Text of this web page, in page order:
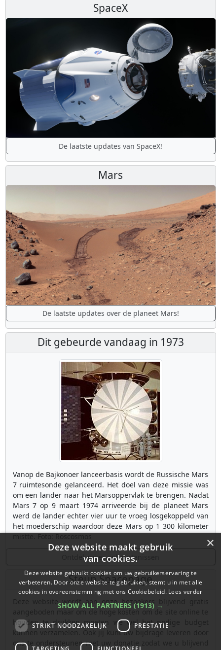
SpaceX
De laatste updates van SpaceX!
Mars
De laatste updates over de planeet Mars!
Dit gebeurde vandaag in 1973
Vanop de Bajkonoer lanceerbasis wordt de Russische Mars
7 ruimtesonde gelanceerd. Het doel van deze missie was
om een lander naar het Marsoppervlak te brengen. Nadat
Mars 7 op 9 maart 1974 arriveerde bij de planeet Mars
werd de lander echter vier uur te vroeg losgekoppeld van
het moederschip waardoor deze Mars op 1 300 kilometer
Ontdek meer gebeurtenissen
Steun Spacepage
Deze website wordt aan onze bezoekers blijvend gratis
aangeboden maar om de hoge kosten om de site online te
houden te drukken moeten we wel het nodige budget
kunnen verzamelen. Ook jij kunt uw bijdrage leveren door
ons te ondersteunen met uw donatie zodat we u blijvend
×
Deze website maakt gebruik
van cookies.
Deze website gebruikt cookies om uw gebruikerservaring te
verbeteren. Door onze website te gebruiken, stemt u in met alle
cookies in overeenstemming met ons Cookiebeleid. Lees verder
SHOW ALL PARTNERS (1913) →
STRIKT NOODZAKELIJK PRESTATIE